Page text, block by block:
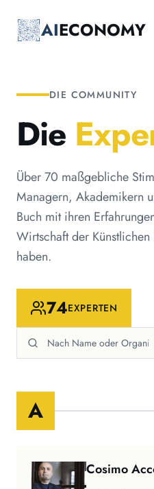
AIECONOMY
DIE COMMUNITY
Die
Über 70 maßgebliche
Managern, Akademikern
Buch mit ihren
Wirtschaft der
haben.
74EXPERTEN
A
Cosimo